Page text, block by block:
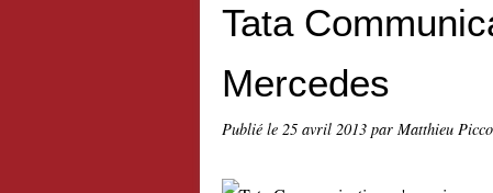
Tata
Mercedes
Publié le 25 avril 2013 par Matthieu